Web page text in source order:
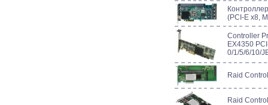
(PCI-E x8,
Controller
EX4350
0/1/5/6/10/
Raid
Raid